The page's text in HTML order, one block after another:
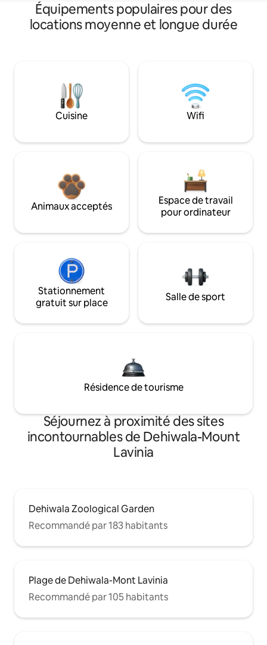
Équipements populaires pour des
locations moyenne et longue durée
Cuisine Wifi
Animaux acceptés
Espace de travail
pour ordinateur
Stationnement
gratuit sur place
Salle de sport
Résidence de tourisme
Séjournez à proximité des sites
incontournables de Dehiwala-Mount
Lavinia
Dehiwala Zoological Garden
Recommandé par 183 habitants
Plage de Dehiwala-Mont Lavinia
Recommandé par 105 habitants